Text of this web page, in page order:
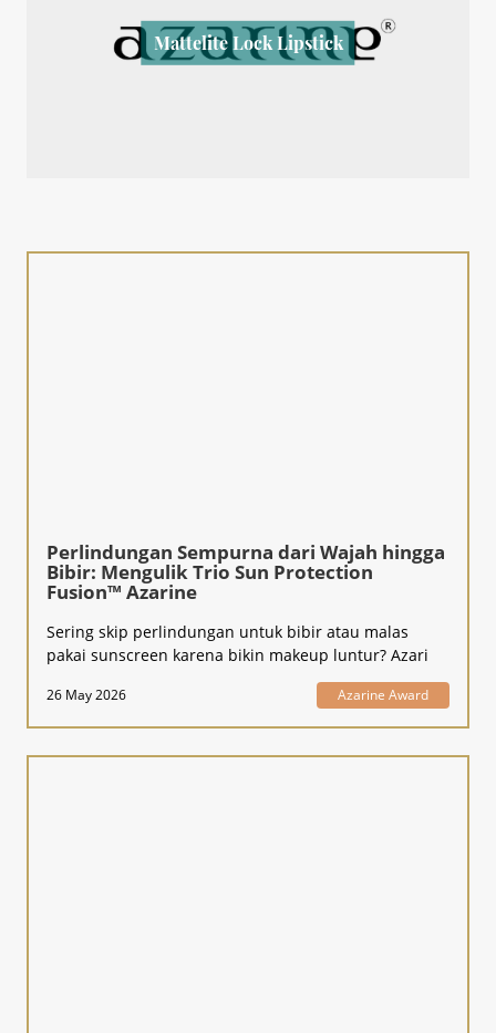
Mattelite Lock Lipstick
Perlindungan Sempurna dari Wajah hingga
Bibir: Mengulik Trio Sun Protection
Fusion™ Azarine
Sering skip perlindungan untuk bibir atau malas
pakai sunscreen karena bikin makeup luntur? Azari
26 May 2026 Azarine Award